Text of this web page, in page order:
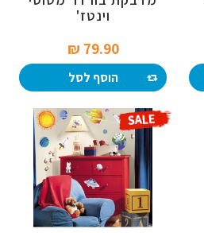
וינטז'
79.90 ₪‎
הוסף לסל